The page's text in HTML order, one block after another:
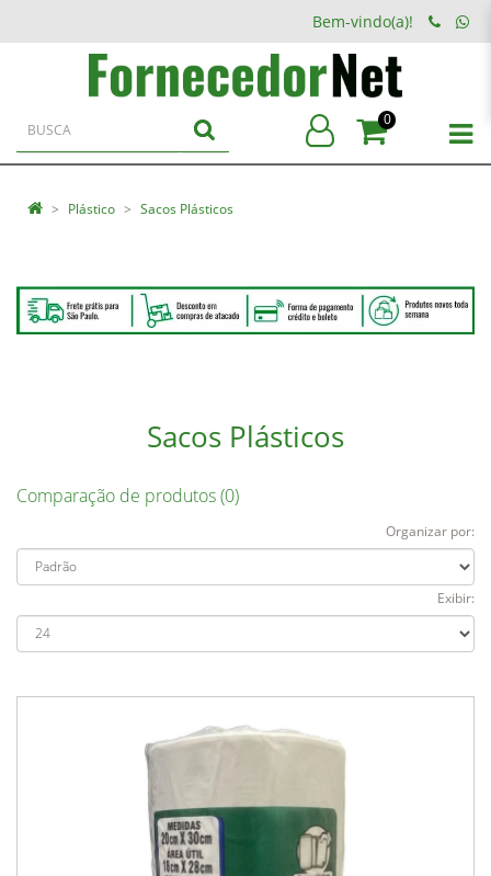
Bem-vindo(a)!
0
Plástico Sacos Plásticos
Sacos Plásticos
Comparação de produtos (0)
Organizar por:
Exibir: